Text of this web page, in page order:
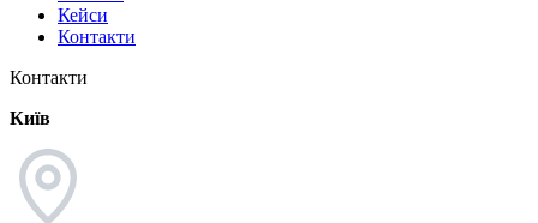
Кейси
Контакти
Контакти
Київ